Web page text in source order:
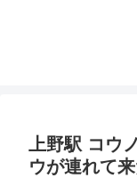
上野駅 コウ
ウが連れて